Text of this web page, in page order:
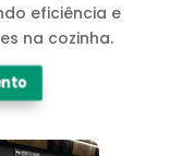
eficiência e
na cozinha.